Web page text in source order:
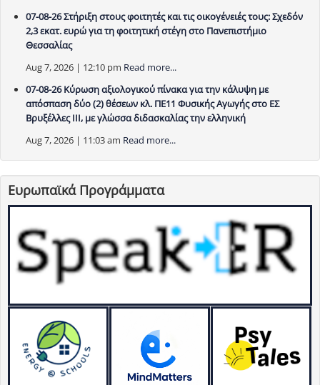
07-08-26 Στήριξη στους φοιτητές και τις οικογένειές τους: Σχεδόν
2,3 εκατ. ευρώ για τη φοιτητική στέγη στο Πανεπιστήμιο
Θεσσαλίας
Aug 7, 2026 | 12:10 pm Read more...
07-08-26 Κύρωση αξιολογικού πίνακα για την κάλυψη με
απόσπαση δύο (2) θέσεων κλ. ΠΕ11 Φυσικής Αγωγής στο ΕΣ
Βρυξέλλες ΙΙΙ, με γλώσσα διδασκαλίας την ελληνική
Aug 7, 2026 | 11:03 am Read more...
Ευρωπαϊκά Προγράμματα